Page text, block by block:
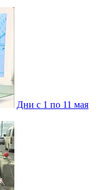
Дни с 1 по 11 мая